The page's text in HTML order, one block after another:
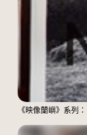
《映像蘭嶼》系列